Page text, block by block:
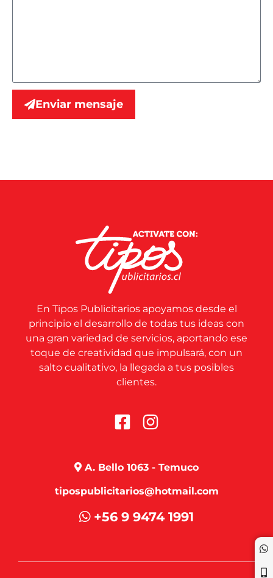
Enviar mensaje
En Tipos Publicitarios apoyamos desde el
principio el desarrollo de todas tus ideas con
una gran variedad de servicios, aportando ese
toque de creatividad que impulsará, con un
salto cualitativo, la llegada a tus posibles
clientes.
A. Bello 1063 - Temuco
tipospublicitarios@hotmail.com
+56 9 9474 1991